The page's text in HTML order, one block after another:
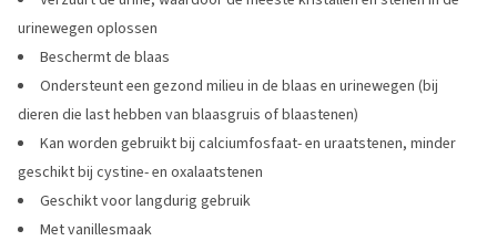
urinewegen oplossen
Beschermt de blaas
Ondersteunt een gezond milieu in de blaas en urinewegen (bij
dieren die last hebben van blaasgruis of blaastenen)
Kan worden gebruikt bij calciumfosfaat- en uraatstenen, minder
geschikt bij cystine- en oxalaatstenen
Geschikt voor langdurig gebruik
Met vanillesmaak